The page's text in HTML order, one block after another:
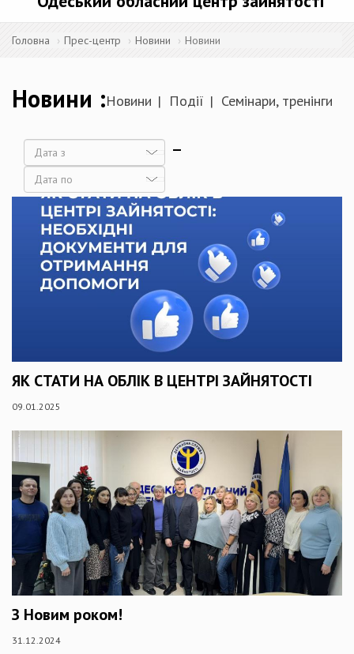
Головна Прес-центр Новини Новини
Новини Новини Події Семінари, тренінги
Дата
Дата
ЯК СТАТИ НА ОБЛІК В ЦЕНТРІ ЗАЙНЯТОСТІ
09.01.2025
З Новим роком!
31.12.2024